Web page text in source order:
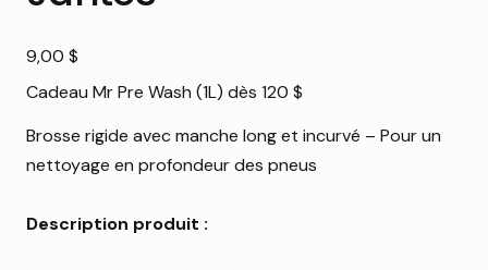
Prix
9,00 $
Cadeau Mr Pre Wash (1L) dès 120 $
Brosse rigide avec manche long et incurvé – Pour un
nettoyage en profondeur des pneus
Description produit :